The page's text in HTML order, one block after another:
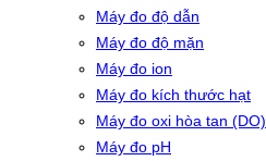
Máy đo độ dẫn
Máy đo độ mặn
Máy đo ion
Máy đo kích thước hạt
Máy đo oxi hòa tan (DO)
Máy đo pH